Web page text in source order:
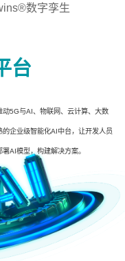
数字孪生
台
5G与AI、物联网、云计算、大数
企业级智能化AI中台，让开发人员
AI模型，构建解决方案。